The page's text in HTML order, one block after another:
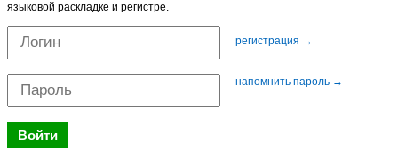
языковой раскладке и регистре.
регистрация →
напомнить пароль →